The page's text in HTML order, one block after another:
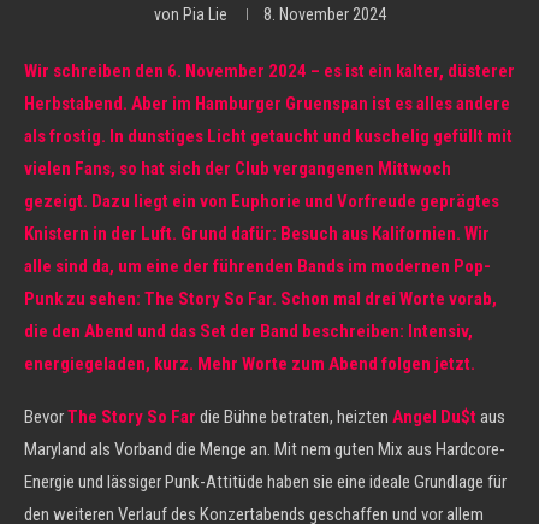
von Pia Lie 8. November 2024
Wir schreiben den 6. November 2024 – es ist ein kalter, düsterer
Herbstabend. Aber im Hamburger Gruenspan ist es alles andere
als frostig. In dunstiges Licht getaucht und kuschelig gefüllt mit
vielen Fans, so hat sich der Club vergangenen Mittwoch
gezeigt. Dazu liegt ein von Euphorie und Vorfreude geprägtes
Knistern in der Luft. Grund dafür: Besuch aus Kalifornien. Wir
alle sind da, um eine der führenden Bands im modernen Pop-
Punk zu sehen: The Story So Far. Schon mal drei Worte vorab,
die den Abend und das Set der Band beschreiben: Intensiv,
energiegeladen, kurz. Mehr Worte zum Abend folgen jetzt.
BevorThe Story So Far die Bühne betraten, heizten Angel Du$t aus
Maryland als Vorband die Menge an. Mit nem guten Mix aus Hardcore-
Energie und lässiger Punk-Attitüde haben sie eine ideale Grundlage für
den weiteren Verlauf des Konzertabends geschaffen und vor allem